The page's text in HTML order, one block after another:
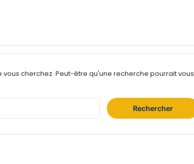
cherchez. Peut-être qu'une recherche pourrait vous
h